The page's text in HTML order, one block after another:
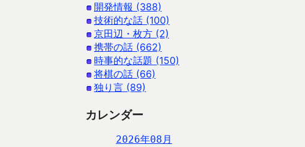
開発情報 (388)
技術的な話 (100)
京田辺・枚方 (2)
携帯の話 (662)
時事的な話題 (150)
将棋の話 (66)
独り言 (89)
カレンダー
2026年08月